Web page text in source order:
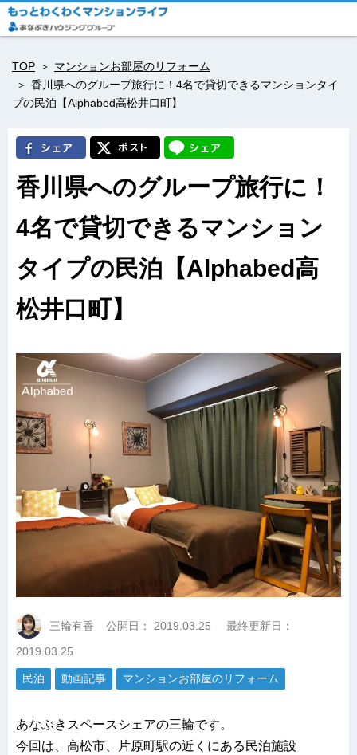
TOP
マンションお部屋のリフォーム
香川県へのグループ旅行に！4名で貸切できるマンションタイ
プの民泊【Alphabed高松井口町】
香川県へのグループ旅行に！
4名で貸切できるマンション
タイプの民泊【Alphabed高
松井口町】
三輪有香 公開日： 2019.03.25
最終更新日：
2019.03.25
民泊 動画記事 マンションお部屋のリフォーム
あなぶきスペースシェアの三輪です。
今回は、高松市、片原町駅の近くにある民泊施設